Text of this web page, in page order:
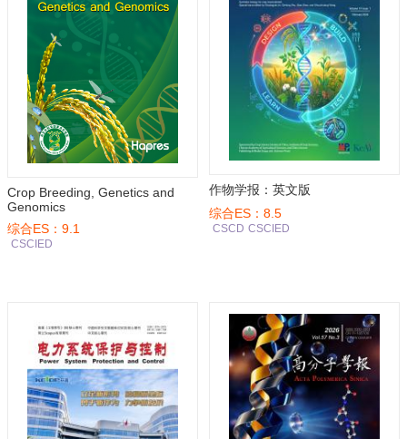
Crop Breeding, Genetics and
Genomics
综合ES：9.1
CSCIED
作物学报：英文版
综合ES：8.5
CSCD CSCIED